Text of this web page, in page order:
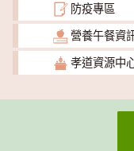
防疫專區
營養午餐資
孝道資源中